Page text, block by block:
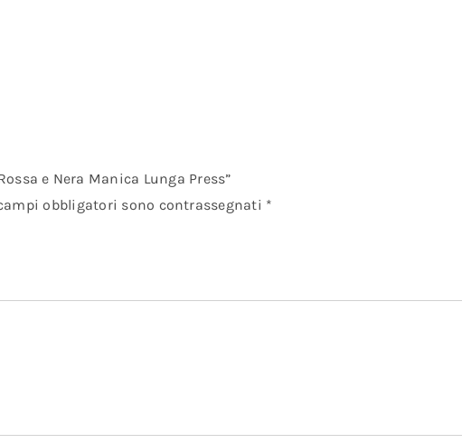
e Nera Manica Lunga Press”
obbligatori sono contrassegnati *